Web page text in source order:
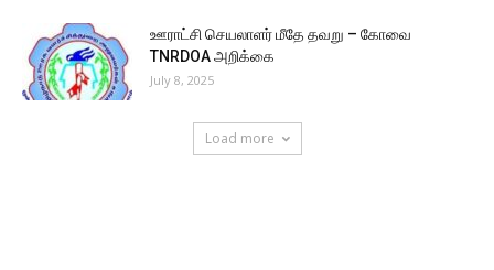
ஊராட்சி செயலாளர் மீதே தவறு – கோவை
TNRDOA அறிக்கை
July 8, 2025
Load more